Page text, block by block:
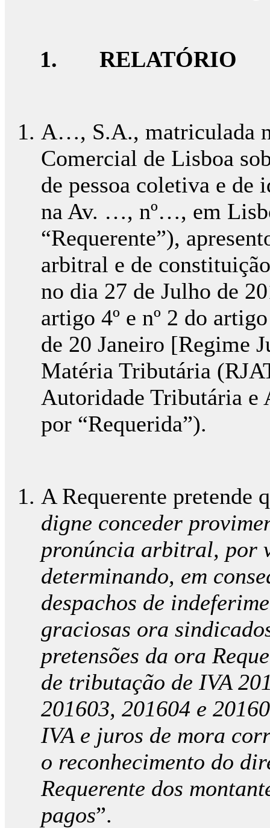
1. RELATÓRIO
A…, S.A., matriculada
Comercial de Lisboa
de pessoa coletiva e
na Av. …, nº…, em
“Requerente”),
arbitral e de
no dia 27 de Julho de
artigo 4º e nº 2 do
de 20 Janeiro [Regime
Matéria Tributária
Autoridade Tributária e
por “Requerida”).
A Requerente pretende
digne conceder
pronúncia arbitral, por
determinando, em
despachos de
graciosas ora
pretensões da ora
de tributação de IVA
201603, 201604 e
IVA e juros de mora
o reconhecimento do
Requerente dos
pagos”.